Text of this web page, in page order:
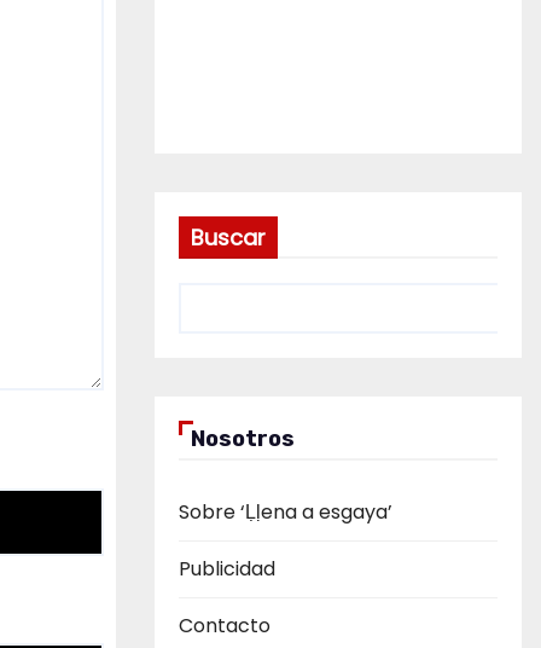
Buscar
Nosotros
Sobre ‘Ḷḷena a esgaya’
Publicidad
Contacto